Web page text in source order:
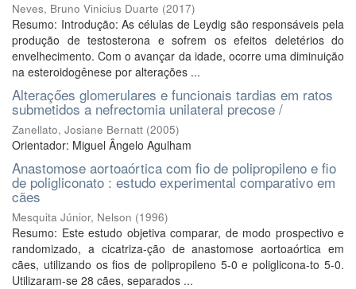
Neves, Bruno Vinicius Duarte (2017)
Resumo: Introdução: As células de Leydig são responsáveis pela
produção de testosterona e sofrem os efeitos deletérios do
envelhecimento. Com o avançar da idade, ocorre uma diminuição
na esteroidogênese por alterações ...
Alteraçőes glomerulares e funcionais tardias em ratos
submetidos a nefrectomia unilateral precose /
Zanellato, Josiane Bernatt (2005)
Orientador: Miguel Ângelo Agulham
Anastomose aortoaórtica com fio de polipropileno e fio
de poligliconato : estudo experimental comparativo em
cães
Mesquita Júnior, Nelson (1996)
Resumo: Este estudo objetiva comparar, de modo prospectivo e
randomizado, a cicatriza-ção de anastomose aortoaórtica em
cães, utilizando os fios de polipropileno 5-0 e poliglicona-to 5-0.
Utilizaram-se 28 cães, separados ...